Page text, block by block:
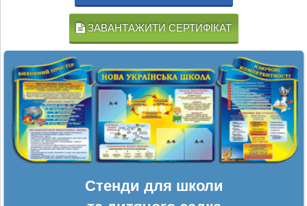
ЗАВАНТАЖИТИ СЕРТИФІКАТ
Стенди для школи